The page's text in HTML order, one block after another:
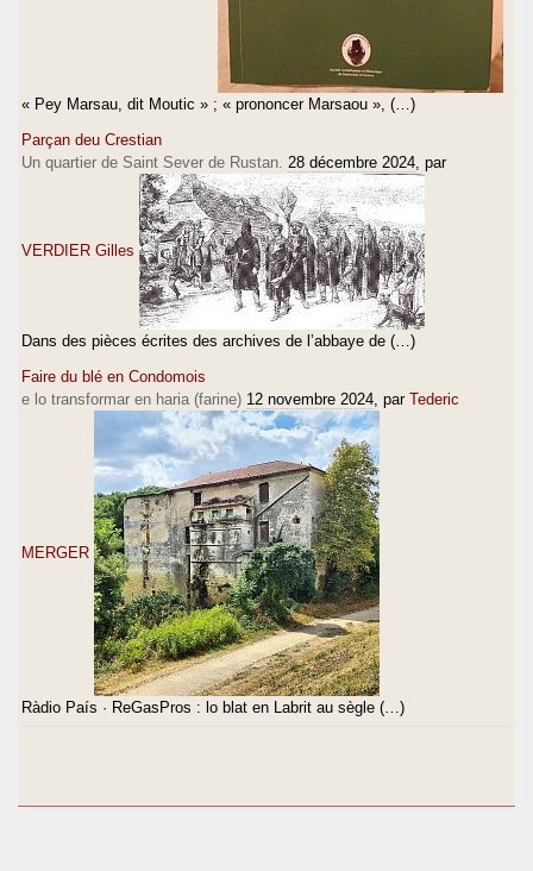
« Pey Marsau, dit Moutic » ; « prononcer Marsaou », (…)
Parçan deu Crestian
Un quartier de Saint Sever de Rustan. 28 décembre 2024 , par
VERDIER Gilles
Dans des pièces écrites des archives de l’abbaye de (…)
Faire du blé en Condomois
e lo transformar en haria (farine) 12 novembre 2024 , par Tederic
MERGER
Ràdio País · ReGasPros : lo blat en Labrit au sègle (…)